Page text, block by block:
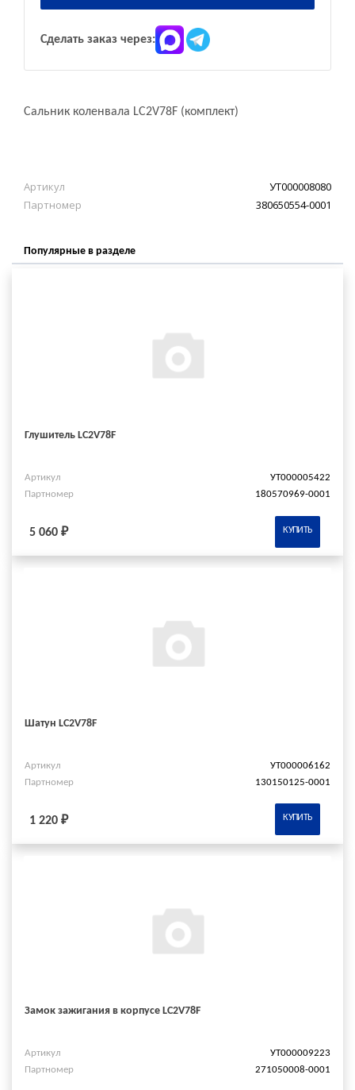
Сделать заказ через:
Сальник коленвала LC2V78F (комплект)
Артикул
УТ000008080
Партномер
380650554-0001
Популярные в разделе
Глушитель LC2V78F
Артикул
УТ000005422
Партномер
180570969-0001
5 060 ₽ КУПИТЬ
Шатун LC2V78F
Артикул
УТ000006162
Партномер
130150125-0001
1 220 ₽ КУПИТЬ
Замок зажигания в корпусе LC2V78F
Артикул
УТ000009223
Партномер
271050008-0001